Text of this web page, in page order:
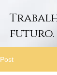
futuro.
Post